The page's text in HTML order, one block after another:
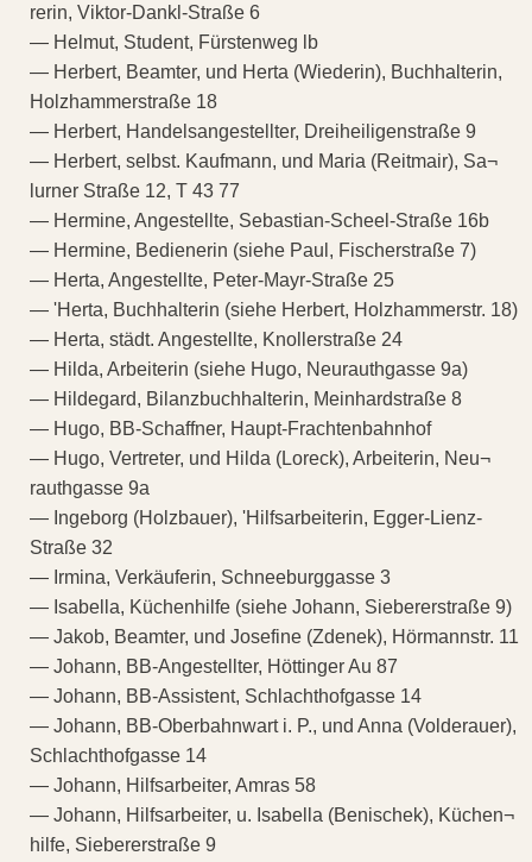
rerin, Viktor-Dankl-Straße 6
— Helmut, Student, Fürstenweg lb
— Herbert, Beamter, und Herta (Wiederin), Buchhalterin,
Holzhammerstraße 18
— Herbert, Handelsangestellter, Dreiheiligenstraße 9
— Herbert, selbst. Kaufmann, und Maria (Reitmair), Sa¬
lurner Straße 12, T 43 77
— Hermine, Angestellte, Sebastian-Scheel-Straße 16b
— Hermine, Bedienerin (siehe Paul, Fischerstraße 7)
— Herta, Angestellte, Peter-Mayr-Straße 25
— 'Herta, Buchhalterin (siehe Herbert, Holzhammerstr. 18)
— Herta, städt. Angestellte, Knollerstraße 24
— Hilda, Arbeiterin (siehe Hugo, Neurauthgasse 9a)
— Hildegard, Bilanzbuchhalterin, Meinhardstraße 8
— Hugo, BB-Schaffner, Haupt-Frachtenbahnhof
— Hugo, Vertreter, und Hilda (Loreck), Arbeiterin, Neu¬
rauthgasse 9a
— Ingeborg (Holzbauer), 'Hilfsarbeiterin, Egger-Lienz-
Straße 32
— Irmina, Verkäuferin, Schneeburggasse 3
— Isabella, Küchenhilfe (siehe Johann, Siebererstraße 9)
— Jakob, Beamter, und Josefine (Zdenek), Hörmannstr. 11
— Johann, BB-Angestellter, Höttinger Au 87
— Johann, BB-Assistent, Schlachthofgasse 14
— Johann, BB-Oberbahnwart i. P., und Anna (Volderauer),
Schlachthofgasse 14
— Johann, Hilfsarbeiter, Amras 58
— Johann, Hilfsarbeiter, u. Isabella (Benischek), Küchen¬
hilfe, Siebererstraße 9